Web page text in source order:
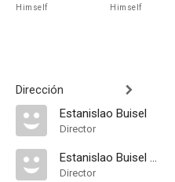
Himself Himself
Dirección
Estanislao Buisel
Director
Estanislao Buisel Quintana
Director